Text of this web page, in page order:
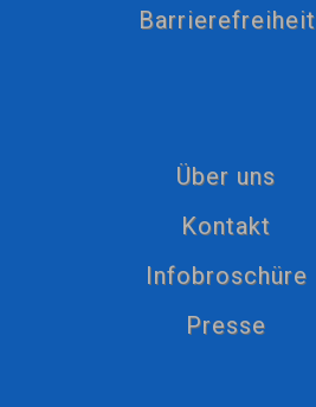
Barrierefreiheit
Über uns
Kontakt
Infobroschüre
Presse